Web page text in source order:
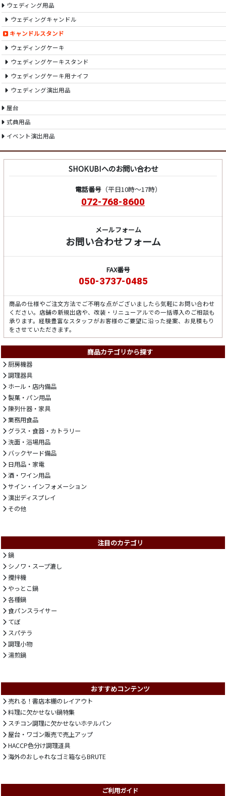
ウェディング用品
ウェディングキャンドル
キャンドルスタンド
ウェディングケーキ
ウェディングケーキスタンド
ウェディングケーキ用ナイフ
ウェディング演出用品
屋台
式典用品
イベント演出用品
SHOKUBIへのお問い合わせ
電話番号（平日10時～17時）
072-768-8600
メールフォーム
お問い合わせフォーム
FAX番号
050-3737-0485
商品の仕様やご注文方法でご不明な点がございましたら気軽にお問い合わせ
ください。店舗の新規出店や、改装・リニューアルでの一括導入のご相談も
承ります。経験豊富なスタッフがお客様のご要望に沿った提案、お見積もり
をさせていただきます。
商品カテゴリから探す
厨房機器
調理器具
ホール・店内備品
製菓・パン用品
陳列什器・家具
業務用食品
グラス・食器・カトラリー
洗面・浴場用品
バックヤード備品
日用品・家電
酒・ワイン用品
サイン・インフォメーション
演出ディスプレイ
その他
注目のカテゴリ
鍋
シノワ・スープ漉し
攪拌機
やっとこ鍋
各種鍋
食パンスライサー
てぼ
スパテラ
調理小物
湯煎鍋
おすすめコンテンツ
売れる！書店本棚のレイアウト
料理に欠かせない鍋特集
スチコン調理に欠かせないホテルパン
屋台・ワゴン販売で売上アップ
HACCP色分け調理道具
海外のおしゃれなゴミ箱ならBRUTE
ご利用ガイド